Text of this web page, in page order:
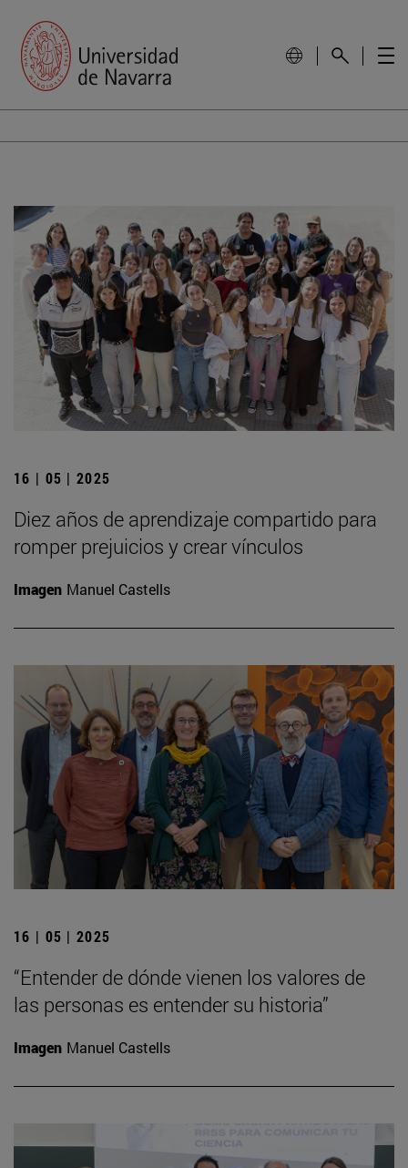
16 | 05 | 2025
Diez años de aprendizaje compartido para
romper prejuicios y crear vínculos
Imagen Manuel Castells
16 | 05 | 2025
“Entender de dónde vienen los valores de
las personas es entender su historia”
Imagen Manuel Castells